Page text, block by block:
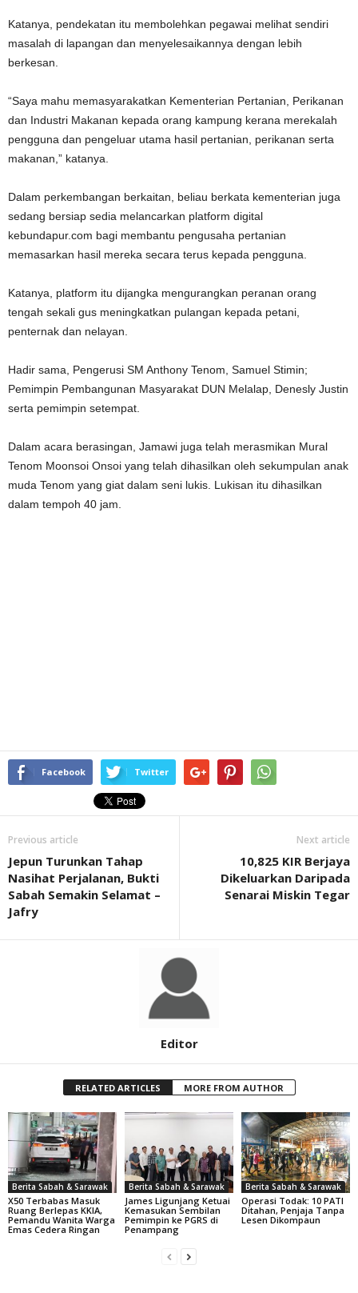
Katanya, pendekatan itu membolehkan pegawai melihat sendiri
masalah di lapangan dan menyelesaikannya dengan lebih
berkesan.
“Saya mahu memasyarakatkan Kementerian Pertanian, Perikanan
dan Industri Makanan kepada orang kampung kerana merekalah
pengguna dan pengeluar utama hasil pertanian, perikanan serta
makanan,” katanya.
Dalam perkembangan berkaitan, beliau berkata kementerian juga
sedang bersiap sedia melancarkan platform digital
kebundapur.com bagi membantu pengusaha pertanian
memasarkan hasil mereka secara terus kepada pengguna.
Katanya, platform itu dijangka mengurangkan peranan orang
tengah sekali gus meningkatkan pulangan kepada petani,
penternak dan nelayan.
Hadir sama, Pengerusi SM Anthony Tenom, Samuel Stimin;
Pemimpin Pembangunan Masyarakat DUN Melalap, Denesly Justin
serta pemimpin setempat.
Dalam acara berasingan, Jamawi juga telah merasmikan Mural
Tenom Moonsoi Onsoi yang telah dihasilkan oleh sekumpulan anak
muda Tenom yang giat dalam seni lukis. Lukisan itu dihasilkan
dalam tempoh 40 jam.
Facebook Twitter
Previous article
Jepun Turunkan Tahap
Nasihat Perjalanan, Bukti
Sabah Semakin Selamat –
Jafry
Next article
10,825 KIR Berjaya
Dikeluarkan Daripada
Senarai Miskin Tegar
Editor
RELATED ARTICLES MORE FROM AUTHOR
Berita Sabah & Sarawak
X50 Terbabas Masuk
Ruang Berlepas KKIA,
Pemandu Wanita Warga
Emas Cedera Ringan
Berita Sabah & Sarawak
James Ligunjang Ketuai
Kemasukan Sembilan
Pemimpin ke PGRS di
Penampang
Berita Sabah & Sarawak
Operasi Todak: 10 PATI
Ditahan, Penjaja Tanpa
Lesen Dikompaun